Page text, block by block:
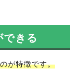
きる
が特徴です。